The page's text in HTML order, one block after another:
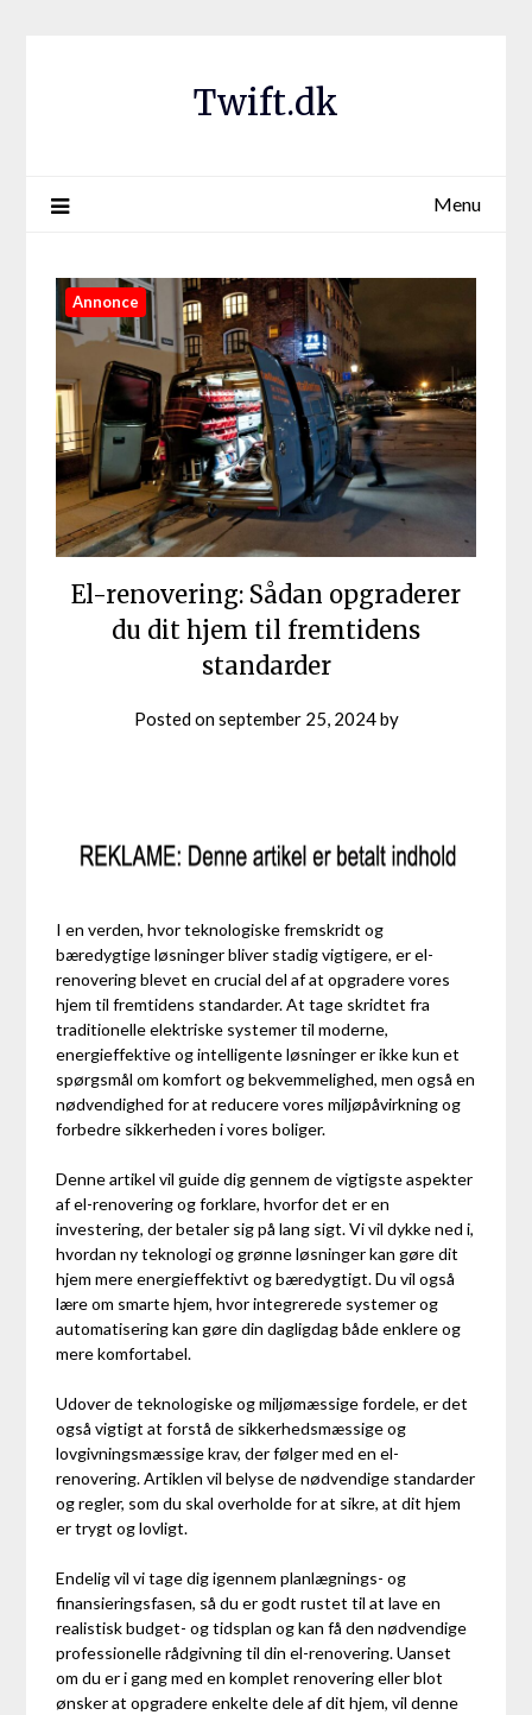
Twift.dk
Menu
Annonce
El-renovering: Sådan opgraderer
du dit hjem til fremtidens
standarder
Posted onseptember 25, 2024by
I en verden, hvor teknologiske fremskridt og
bæredygtige løsninger bliver stadig vigtigere, er el-
renovering blevet en crucial del af at opgradere vores
hjem til fremtidens standarder. At tage skridtet fra
traditionelle elektriske systemer til moderne,
energieffektive og intelligente løsninger er ikke kun et
spørgsmål om komfort og bekvemmelighed, men også en
nødvendighed for at reducere vores miljøpåvirkning og
forbedre sikkerheden i vores boliger.
Denne artikel vil guide dig gennem de vigtigste aspekter
af el-renovering og forklare, hvorfor det er en
investering, der betaler sig på lang sigt. Vi vil dykke ned i,
hvordan ny teknologi og grønne løsninger kan gøre dit
hjem mere energieffektivt og bæredygtigt. Du vil også
lære om smarte hjem, hvor integrerede systemer og
automatisering kan gøre din dagligdag både enklere og
mere komfortabel.
Udover de teknologiske og miljømæssige fordele, er det
også vigtigt at forstå de sikkerhedsmæssige og
lovgivningsmæssige krav, der følger med en el-
renovering. Artiklen vil belyse de nødvendige standarder
og regler, som du skal overholde for at sikre, at dit hjem
er trygt og lovligt.
Endelig vil vi tage dig igennem planlægnings- og
finansieringsfasen, så du er godt rustet til at lave en
realistisk budget- og tidsplan og kan få den nødvendige
professionelle rådgivning til din el-renovering. Uanset
om du er i gang med en komplet renovering eller blot
ønsker at opgradere enkelte dele af dit hjem, vil denne